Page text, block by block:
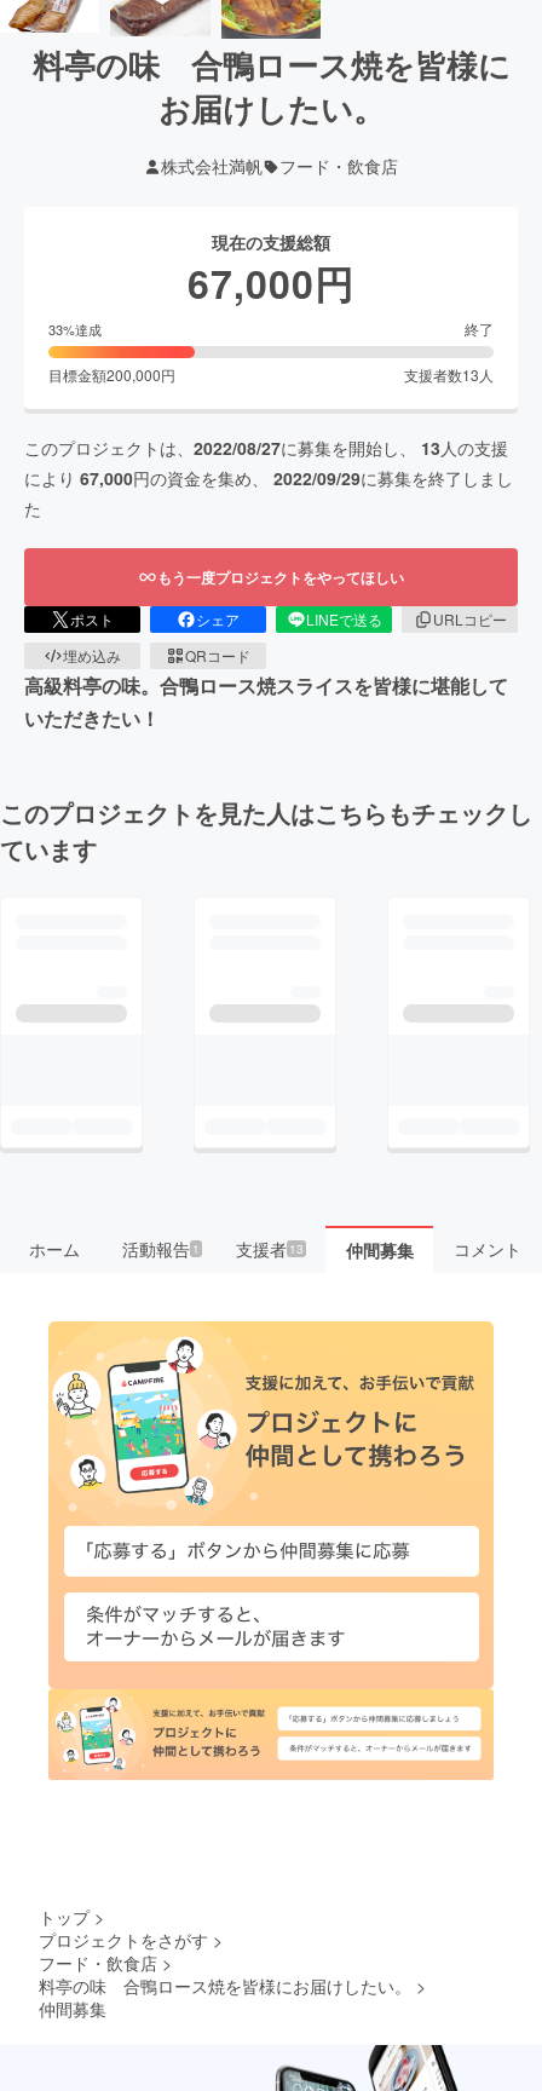
料亭の味 合鴨ロース焼を皆様に
お届けしたい。
株式会社満帆 フード・飲食店
現在の支援総額
67,000円
33%達成 終了
目標金額200,000円 支援者数13 人
このプロジェクトは、 2022/08/27に募集を開始し、 13人の支援
により 67,000円の資金を集め、 2022/09/29に募集を終了しまし
た
もう一度プロジェクトをやってほしい
ポスト シェア LINEで送る
URLコピー
埋め込み
QRコード
高級料亭の味。合鴨ロース焼スライスを皆様に堪能して
いただきたい！
このプロジェクトを見た人はこちらもチェックし
ています
ホーム 活動報告1 支援者 13 仲間募集 コメント
トップ >
プロジェクトをさがす >
フード・飲食店 >
料亭の味 合鴨ロース焼を皆様にお届けしたい。
>
仲間募集